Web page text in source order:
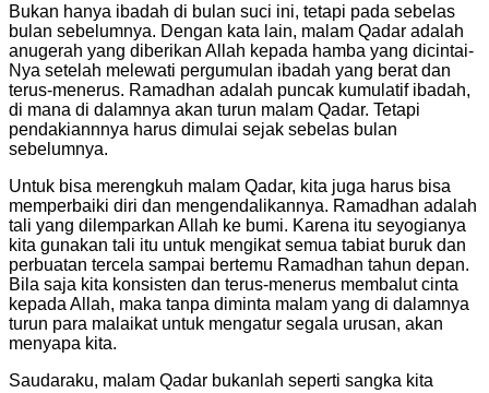
Bukan hanya ibadah di bulan suci ini, tetapi pada sebelas
bulan sebelumnya. Dengan kata lain, malam Qadar adalah
anugerah yang diberikan Allah kepada hamba yang dicintai-
Nya setelah melewati pergumulan ibadah yang berat dan
terus-menerus. Ramadhan adalah puncak kumulatif ibadah,
di mana di dalamnya akan turun malam Qadar. Tetapi
pendakiannnya harus dimulai sejak sebelas bulan
sebelumnya.
Untuk bisa merengkuh malam Qadar, kita juga harus bisa
memperbaiki diri dan mengendalikannya. Ramadhan adalah
tali yang dilemparkan Allah ke bumi. Karena itu seyogianya
kita gunakan tali itu untuk mengikat semua tabiat buruk dan
perbuatan tercela sampai bertemu Ramadhan tahun depan.
Bila saja kita konsisten dan terus-menerus membalut cinta
kepada Allah, maka tanpa diminta malam yang di dalamnya
turun para malaikat untuk mengatur segala urusan, akan
menyapa kita.
Saudaraku, malam Qadar bukanlah seperti sangka kita